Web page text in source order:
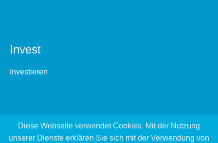
Invest
Investieren
Diese Webseite verwendet Cookies. Mit der Nutzung
unserer Dienste erklären Sie sich mit der Verwendung von